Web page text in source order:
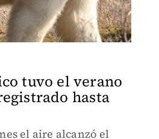
tuvo el verano
hasta
el aire alcanzó el